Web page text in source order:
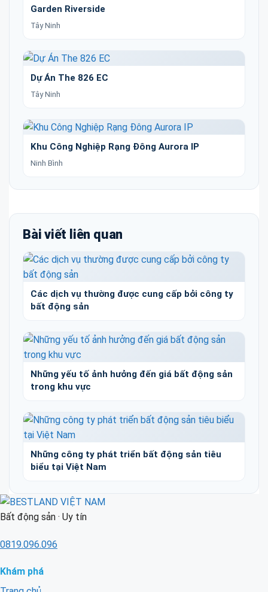
Garden Riverside
Tây Ninh
Dự Án The 826 EC
Tây Ninh
Khu Công Nghiệp Rạng Đông Aurora IP
Ninh Bình
Bài viết liên quan
Các dịch vụ thường được cung cấp bởi công ty
bất động sản
Những yếu tố ảnh hưởng đến giá bất động sản
trong khu vực
Những công ty phát triển bất động sản tiêu
biểu tại Việt Nam
Bất động sản · Uy tín
0819.096.096
Khám phá